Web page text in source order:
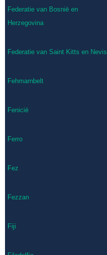
Federatie van Bosnië en
Herzegovina
Federatie van Saint Kitts en Nevis
Fehmarnbelt
Fenicië
Ferro
Fez
Fezzan
Fiji